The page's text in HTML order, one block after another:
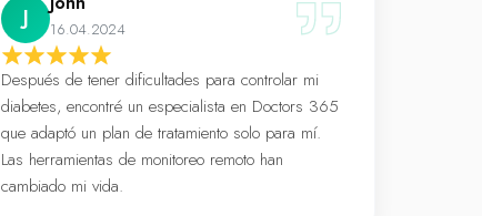
J 16.04.2024
Después de tener dificultades para controlar mi
diabetes, encontré un especialista en Doctors 365
que adaptó un plan de tratamiento solo para mí.
Las herramientas de monitoreo remoto han
cambiado mi vida.